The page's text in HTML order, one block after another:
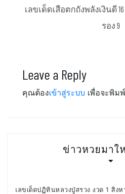
เลขเด็ดเสือตกถังพลังเงินดี
รอง 9
Leave a Reply
คุณต้องเข้าสู่ระบบ เพื่อจะพิม
ข่าวหวยมาใ
เลขเด็ดปฏิทินหลวงปู่สรวง งวด 1 สิง